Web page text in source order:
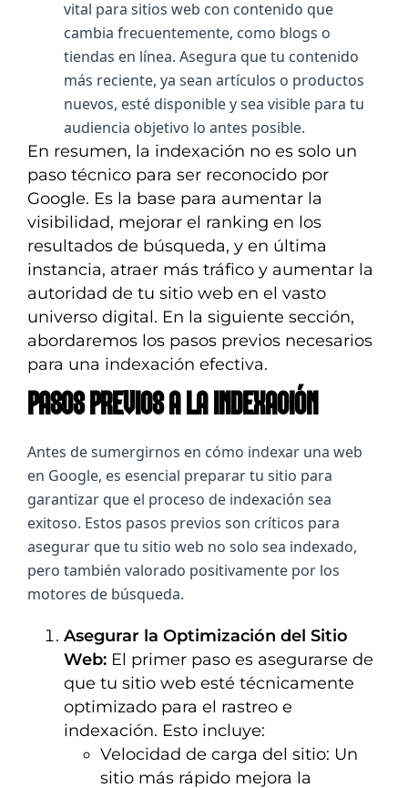
vital para sitios web con contenido que
cambia frecuentemente, como blogs o
tiendas en línea. Asegura que tu contenido
más reciente, ya sean artículos o productos
nuevos, esté disponible y sea visible para tu
audiencia objetivo lo antes posible.
En resumen, la indexación no es solo un
paso técnico para ser reconocido por
Google. Es la base para aumentar la
visibilidad, mejorar el ranking en los
resultados de búsqueda, y en última
instancia, atraer más tráfico y aumentar la
autoridad de tu sitio web en el vasto
universo digital. En la siguiente sección,
abordaremos los pasos previos necesarios
para una indexación efectiva.
PASOS PREVIOS A LA INDEXACIÓN
Antes de sumergirnos en cómo indexar una web
en Google, es esencial preparar tu sitio para
garantizar que el proceso de indexación sea
exitoso. Estos pasos previos son críticos para
asegurar que tu sitio web no solo sea indexado,
pero también valorado positivamente por los
motores de búsqueda.
Asegurar la Optimización del Sitio
Web: El primer paso es asegurarse de
que tu sitio web esté técnicamente
optimizado para el rastreo e
indexación. Esto incluye:
Velocidad de carga del sitio: Un
sitio más rápido mejora la